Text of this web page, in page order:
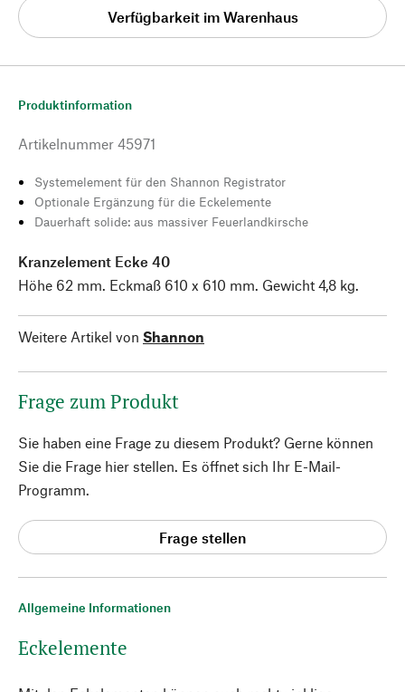
Verfügbarkeit im Warenhaus
Allgemeine Informationen
Eckelemente
Produktinformation
Artikelnummer 45971
Systemelement für den Shannon Registrator
Optionale Ergänzung für die Eckelemente
Dauerhaft solide: aus massiver Feuerlandkirsche
Kranzelement Ecke 40
Höhe 62 mm. Eckmaß 610 x 610 mm. Gewicht 4,8 kg.
Weitere Artikel von Shannon
Frage zum Produkt
Sie haben eine Frage zu diesem Produkt? Gerne können
Sie die Frage hier stellen. Es öffnet sich Ihr E-Mail-
Programm.
Frage stellen